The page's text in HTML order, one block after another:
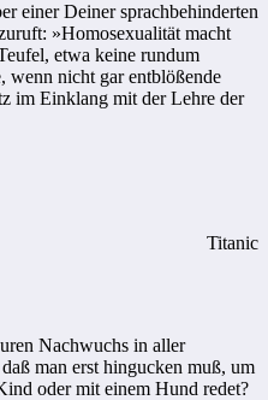
einer Deiner sprachbehinderten
»Homosexualität macht
etwa keine rundum
wenn nicht gar entblößende
im Einklang mit der Lehre der
Titanic
Nachwuchs in aller
man erst hingucken muß, um
oder mit einem Hund redet?